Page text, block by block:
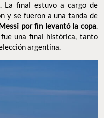
La final estuvo a cargo de
y se fueron a una tanda de
por fin levantó la copa.
fue una final histórica, tanto
argentina.